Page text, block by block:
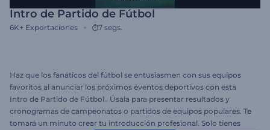
Intro de Partido de Fútbol
6K+ Exportaciones 7 segs.
Haz que los fanáticos del fútbol se entusiasmen con sus equipos
favoritos al anunciar los próximos eventos deportivos con esta
Intro de Partido de Fútbol․ Úsala para presentar resultados y
cronogramas de campeonatos o partidos de equipos populares. Te
tomará un minuto crear tu introducción profesional. Solo tienes